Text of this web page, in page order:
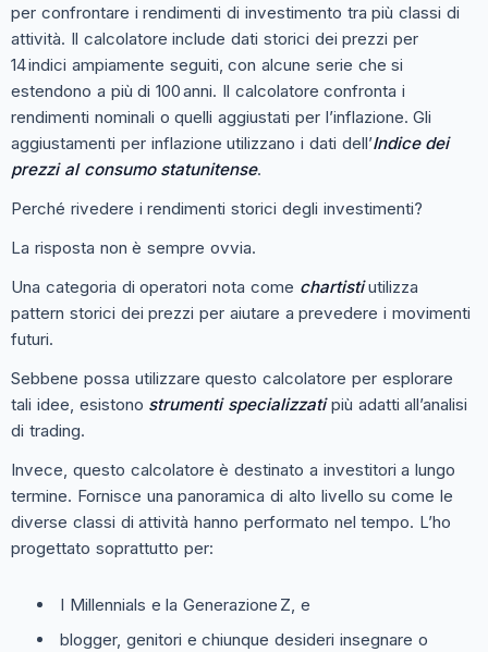
per confrontare i rendimenti di investimento tra più classi di
attività. Il calcolatore include dati storici dei prezzi per
14 indici ampiamente seguiti, con alcune serie che si
estendono a più di 100 anni. Il calcolatore confronta i
rendimenti nominali o quelli aggiustati per l’inflazione. Gli
aggiustamenti per inflazione utilizzano i dati dell’Indice dei
prezzi al consumo statunitense.
Perché rivedere i rendimenti storici degli investimenti?
La risposta non è sempre ovvia.
Una categoria di operatori nota come chartistiutilizza
pattern storici dei prezzi per aiutare a prevedere i movimenti
futuri.
Sebbene possa utilizzare questo calcolatore per esplorare
tali idee, esistono strumenti specializzatipiù adatti all’analisi
di trading.
Invece, questo calcolatore è destinato a investitori a lungo
termine. Fornisce una panoramica di alto livello su come le
diverse classi di attività hanno performato nel tempo. L’ho
progettato soprattutto per:
I Millennials e la Generazione Z, e
blogger, genitori e chiunque desideri insegnare o